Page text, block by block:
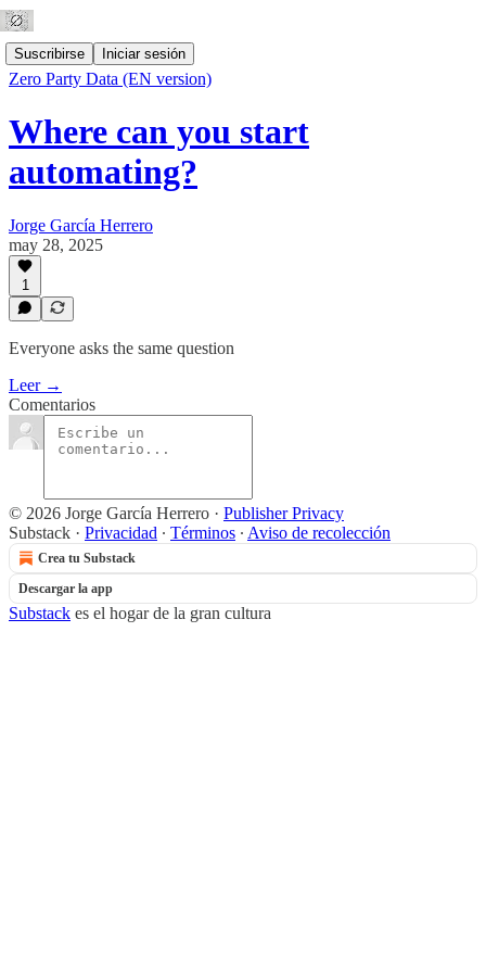
Suscribirse Iniciar sesión
Zero Party Data (EN version)
Where can you start
automating?
Jorge García Herrero
may 28, 2025
1
Everyone asks the same question
Leer →
Comentarios
© 2026 Jorge García Herrero · Publisher Privacy
Substack · Privacidad ∙ Términos ∙ Aviso de recolección
Crea tu Substack
Descargar la app
Substack es el hogar de la gran cultura